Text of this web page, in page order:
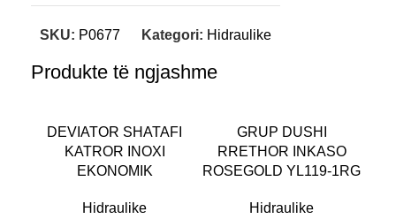
SKU: P0677 Kategori: Hidraulike
Produkte të ngjashme
DEVIATOR SHATAFI
KATROR INOXI
EKONOMIK
Hidraulike
GRUP DUSHI
RRETHOR INKASO
ROSEGOLD YL119-1RG
Hidraulike